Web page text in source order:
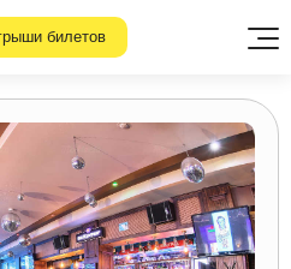
билетов